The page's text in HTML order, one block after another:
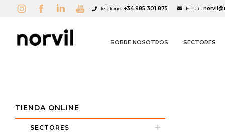
Teléfono: +34 985 301 875 Email:
SOBRE NOSOTROS SECTORES
TIENDA ONLINE
SECTORES